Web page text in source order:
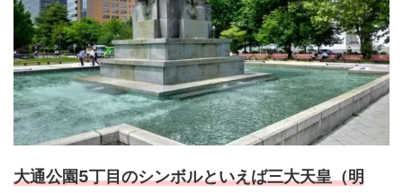
大通公園5丁目のシンボルといえば三大天皇（明